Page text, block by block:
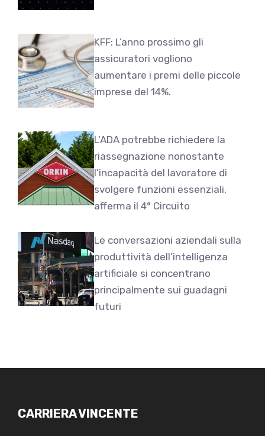
KFF: L’anno prossimo gli
assicuratori vogliono
aumentare i premi delle piccole
imprese del 14%.
L’ADA potrebbe richiedere la
riassegnazione nonostante
l’incapacità del lavoratore di
svolgere funzioni essenziali,
afferma il 4° Circuito
Le conversazioni aziendali sulla
produttività dell’intelligenza
artificiale si concentrano
principalmente sui guadagni
futuri
CARRIERA VINCENTE